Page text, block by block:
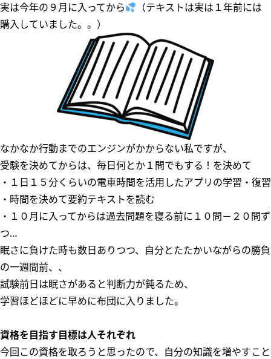
実は今年の９月に入ってから
（テキストは実は１年前には
購入していました。。）
なかなか行動までのエンジンがかからない私ですが、
受験を決めてからは、毎日何とか１問でもする！を決めて
・１日１５分くらいの電車時間を活用したアプリの学習・復習
・時間を決めて要約テキストを読む
・１０月に入ってからは過去問題を寝る前に１０問－２０問ず
つ…
眠さに負けた時も数日ありつつ、自分とたたかいながらの勝負
の一週間前、、
試験前日は眠さがあると判断力が鈍るため、
学習ほどほどに早めに布団に入りました。
資格を目指す目標は人それぞれ
今回この資格を取ろうと思ったので、自分の知識を増やすこと